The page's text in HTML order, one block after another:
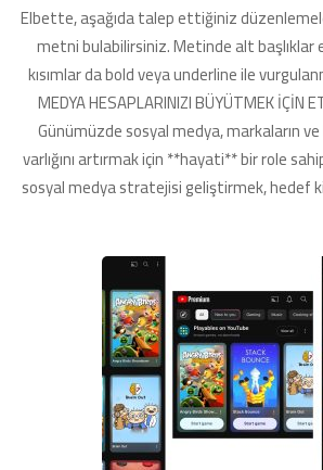
Elbette, aşağıda talep ettiğiniz
metni bulabilirsiniz. Metinde alt başlıklar
kısımlar da bold veya underline ile
MEDYA HESAPLARINIZI BÜYÜTMEK İÇİN
Günümüzde sosyal medya, markaların
varlığını artırmak için **hayati** bir role
sosyal medya stratejisi geliştirmek, hedef